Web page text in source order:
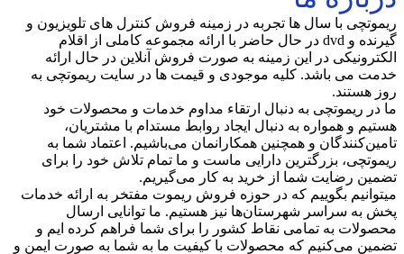
ریموتچی با سال ها تجربه در زمینه فروش کنترل های تلویزیون و
گیرنده و dvd در حال حاضر با ارائه مجموعه کاملی از اقلام
الکترونیکی در این زمینه به صورت فروش آنلاین در حال ارائه
خدمت می باشد. کلیه موجودی و قیمت ها در سایت ریموتچی به
روز هستند.
ما در ریموتچی به دنبال ارتقاء مداوم خدمات و محصولات خود
هستیم و همواره به دنبال ایجاد روابط مستدام با مشتریان،
تامین‌کنندگان و همچنین همکارانمان می‌باشیم. اعتماد شما به
ریموتچی، بزرگترین دارایی ماست و ما تمام تلاش خود را برای
تضمین رضایت شما از خرید به کار می‌گیریم.
میتوانیم بگوییم که در حوزه فروش ریموت مفتخر به ارائه خدمات
پخش به سراسر شهرستان‌ها نیز هستیم. ما توانایی ارسال
محصولات به تمامی نقاط کشور را برای شما فراهم کرده ایم و
تضمین می‌کنیم که محصولات با کیفیت ما به شما به صورت ایمن و